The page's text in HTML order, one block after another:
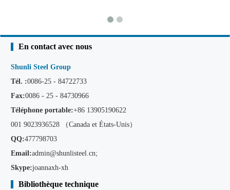
En contact avec nous
Shunli Steel Group
Tél. :0086-25 - 84722733
Fax:0086 - 25 - 84730966
Téléphone portable:+86 13905190622
001 9023936528 （Canada et États-Unis）
QQ:477798703
Email:admin@shunlisteel.cn;
Skype:joannaxh-xh
Bibliothèque technique